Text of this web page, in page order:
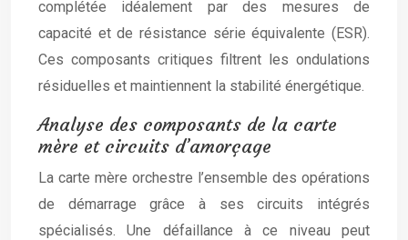
complétée idéalement par des mesures de
capacité et de résistance série équivalente (ESR).
Ces composants critiques filtrent les ondulations
résiduelles et maintiennent la stabilité énergétique.
Analyse des composants de la carte
mère et circuits d’amorçage
La carte mère orchestre l’ensemble des opérations
de démarrage grâce à ses circuits intégrés
spécialisés. Une défaillance à ce niveau peut